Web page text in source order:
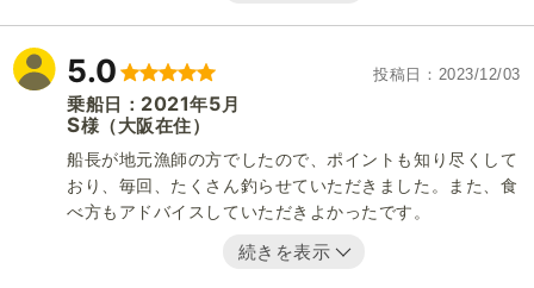
5.0 投稿日 2023/12/03
乗船日： 2021年5 月
S様 （大阪在住）
船長が地元漁師の方でしたので、ポイントも知り尽くして
おり、毎回、たくさん釣らせていただきました。また、食
べ方もアドバイスしていただきよかったです。
続きを表示